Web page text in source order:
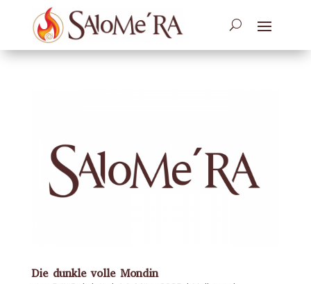
Die dunkle volle Mondin